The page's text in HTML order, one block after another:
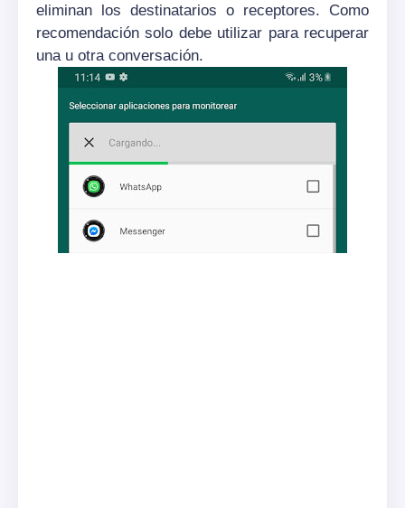
eliminan los destinatarios o receptores. Como
recomendación solo debe utilizar para recuperar
una u otra conversación.